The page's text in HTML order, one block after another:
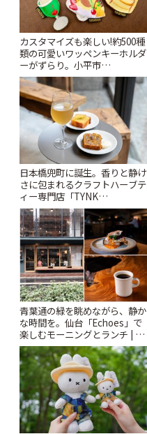
カスタマイズも楽しい!約500種
類の可愛いワッペンキーホルダ
ーがずらり。小平市
「Kimamaya T&K」 | ことりっ
ぷ
日本橋兜町に誕生。香りと静け
さに包まれるクラフトハーブテ
ィー専門店「TYNK
Kabutocho」 | ことりっぷ
青葉通の緑を眺めながら、静か
な時間を。仙台「Echoes」で
楽しむモーニングとランチ | こ
とりっぷ